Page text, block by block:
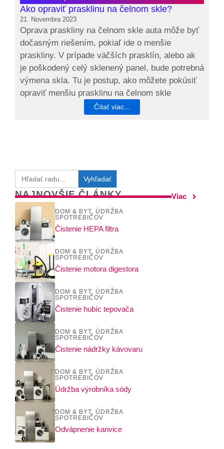
Ako opraviť prasklinu na čelnom skle?
21. Novembra 2023
Oprava praskliny na čelnom skle auta môže byť
dočasným riešením, pokiaľ ide o menšie
praskliny. V prípade väčších prasklín, alebo ak
je poškodený celý sklenený panel, bude potrebná
výmena skla. Tu je postup, ako môžete pokúsiť
opraviť menšiu prasklinu na čelnom skle
Čítať viac...
Search
for:
NAJNOVŠIE ČLÁNKY Viac
DOM & BYT
ÚDRŽBA
SPOTREBIČOV
Čistenie HEPA filtra
DOM & BYT
ÚDRŽBA
SPOTREBIČOV
Čistenie motora digestora
DOM & BYT
ÚDRŽBA
SPOTREBIČOV
Čistenie hubíc tepovača
DOM & BYT
ÚDRŽBA
SPOTREBIČOV
Čistenie nádržky kávovaru
DOM & BYT
ÚDRŽBA
SPOTREBIČOV
Údržba výrobníka sódy
DOM & BYT
ÚDRŽBA
SPOTREBIČOV
Odvápnenie kanvice